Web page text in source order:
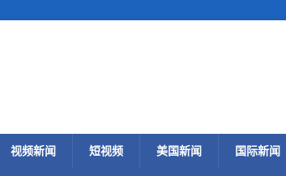
视频新闻 短视频 美国新闻 国际新闻